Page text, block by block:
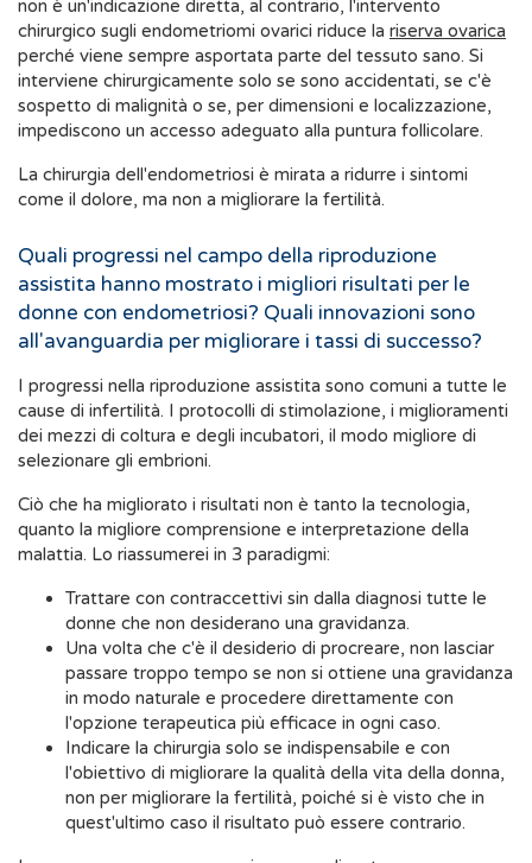
non è un'indicazione diretta, al contrario, l'intervento
chirurgico sugli endometriomi ovarici riduce la riserva ovarica
perché viene sempre asportata parte del tessuto sano. Si
interviene chirurgicamente solo se sono accidentati, se c'è
sospetto di malignità o se, per dimensioni e localizzazione,
impediscono un accesso adeguato alla puntura follicolare.
La chirurgia dell'endometriosi è mirata a ridurre i sintomi
come il dolore, ma non a migliorare la fertilità.
Quali progressi nel campo della riproduzione
assistita hanno mostrato i migliori risultati per le
donne con endometriosi? Quali innovazioni sono
all'avanguardia per migliorare i tassi di successo?
I progressi nella riproduzione assistita sono comuni a tutte le
cause di infertilità. I protocolli di stimolazione, i miglioramenti
dei mezzi di coltura e degli incubatori, il modo migliore di
selezionare gli embrioni.
Ciò che ha migliorato i risultati non è tanto la tecnologia,
quanto la migliore comprensione e interpretazione della
malattia. Lo riassumerei in 3 paradigmi:
Trattare con contraccettivi sin dalla diagnosi tutte le
donne che non desiderano una gravidanza.
Una volta che c'è il desiderio di procreare, non lasciar
passare troppo tempo se non si ottiene una gravidanza
in modo naturale e procedere direttamente con
l'opzione terapeutica più efficace in ogni caso.
Indicare la chirurgia solo se indispensabile e con
l'obiettivo di migliorare la qualità della vita della donna,
non per migliorare la fertilità, poiché si è visto che in
quest'ultimo caso il risultato può essere contrario.